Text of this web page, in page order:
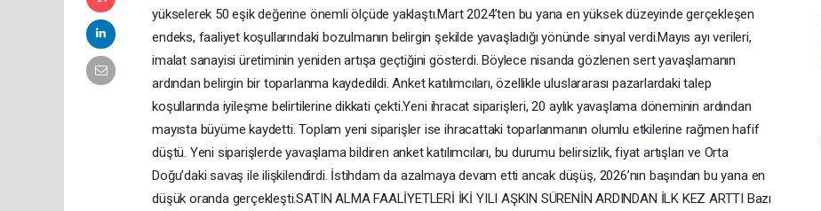
yükselerek 50 eşik değerine önemli ölçüde yaklaştı.Mart 2024’ten bu yana en yüksek düzeyinde gerçekleşen
endeks, faaliyet koşullarındaki bozulmanın belirgin şekilde yavaşladığı yönünde sinyal verdi.Mayıs ayı verileri,
imalat sanayisi üretiminin yeniden artışa geçtiğini gösterdi. Böylece nisanda gözlenen sert yavaşlamanın
ardından belirgin bir toparlanma kaydedildi. Anket katılımcıları, özellikle uluslararası pazarlardaki talep
koşullarında iyileşme belirtilerine dikkati çekti.Yeni ihracat siparişleri, 20 aylık yavaşlama döneminin ardından
mayısta büyüme kaydetti. Toplam yeni siparişler ise ihracattaki toparlanmanın olumlu etkilerine rağmen hafif
düştü. Yeni siparişlerde yavaşlama bildiren anket katılımcıları, bu durumu belirsizlik, fiyat artışları ve Orta
Doğu’daki savaş ile ilişkilendirdi. İstihdam da azalmaya devam etti ancak düşüş, 2026’nın başından bu yana en
düşük oranda gerçekleşti.SATIN ALMA FAALİYETLERİ İKİ YILI AŞKIN SÜRENİN ARDINDAN İLK KEZ ARTTI Bazı